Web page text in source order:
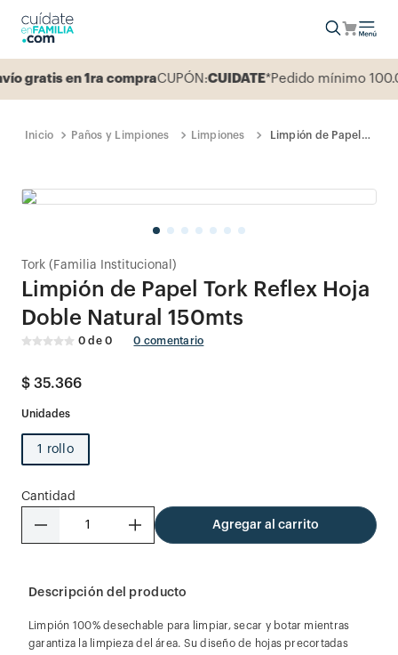
gratis en 1ra compraCUPÓN:CUIDATE*Pedido mínimo
Paños y Limpiones Limpiones
Limpión de Papel
150mts
Tork (Familia Institucional)
Limpión de Papel Tork Reflex Hoja
Doble Natural 150mts
0 de0 0 comentario
$ 35.366
1 rollo
Cantidad
＋
－ Agregar al carrito
Descripción del producto
Limpión 100% desechable para limpiar, secar y botar mientras
garantiza la limpieza del área. Su diseño de hojas precortadas